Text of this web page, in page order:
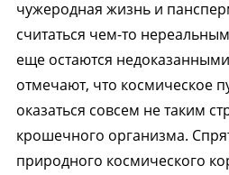
чужеродная жизнь и
считаться чем-то
еще остаются
отмечают, что космическое
оказаться совсем не таким
крошечного организма.
природного космического